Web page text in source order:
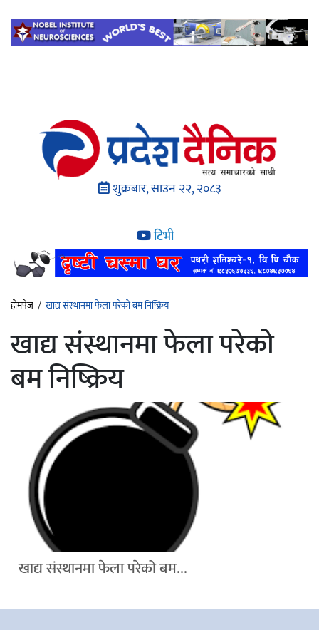
शुक्रबार, साउन २२, २०८३
टिभी
होमपेज /खाद्य संस्थानमा फेला परेको बम निष्क्रिय
खाद्य संस्थानमा फेला परेको
बम निष्क्रिय
खाद्य संस्थानमा फेला परेको बम...